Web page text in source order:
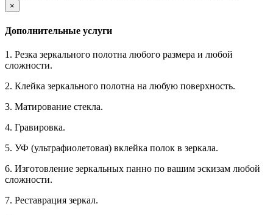
×
Дополнительные услуги
1. Резка зеркального полотна любого размера и любой
сложности.
2. Клейка зеркального полотна на любую поверхность.
3. Матирование стекла.
4. Гравировка.
5. УФ (ультрафиолетовая) вклейка полок в зеркала.
6. Изготовление зеркальных панно по вашим эскизам любой
сложности.
7. Реставрация зеркал.